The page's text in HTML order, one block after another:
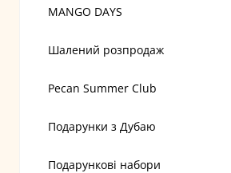
MANGO DAYS
Шалений розпродаж
Pecan Summer Club
Подарунки з Дубаю
Подарункові набори